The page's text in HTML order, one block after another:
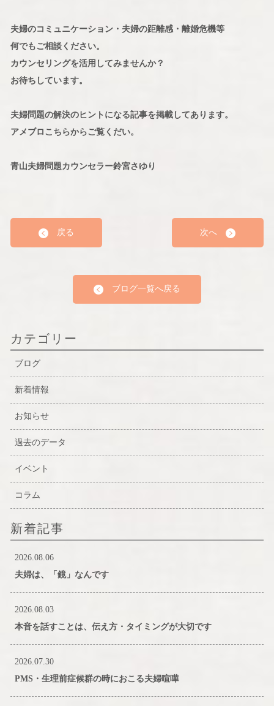
夫婦のコミュニケーション・夫婦の距離感・離婚危機等
何でもご相談ください。
カウンセリングを活用してみませんか？
お待ちしています。
夫婦問題の解決のヒントになる記事を掲載してあります。
アメブロこちらからご覧くだい。
青山夫婦問題カウンセラー鈴宮さゆり
戻る 次へ
ブログ一覧へ戻る
カテゴリー
ブログ
新着情報
お知らせ
過去のデータ
イベント
コラム
新着記事
2026.08.06
夫婦は、「鏡」なんです
2026.08.03
本音を話すことは、伝え方・タイミングが大切です
2026.07.30
PMS・生理前症候群の時におこる夫婦喧嘩